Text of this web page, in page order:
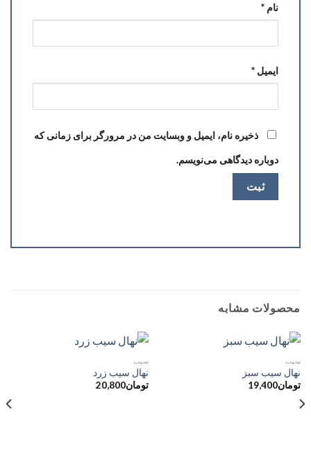
نام *
ایمیل *
ذخیره نام، ایمیل و وبسایت من در مرورگر برای زمانی که
دوباره دیدگاهی می‌نویسم.
محصولات مشابه
سیب
نهال سیب سبز
تومان19,400
سیب
نهال سیب زرد
تومان20,800